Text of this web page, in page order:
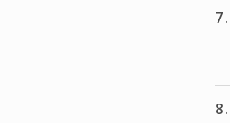
7 .
8 .